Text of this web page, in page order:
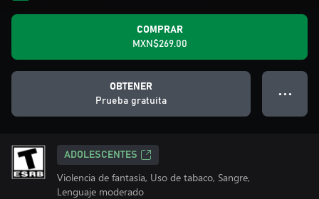
COMPRAR
MXN$269.00
OBTENER
Prueba gratuita
● ● ●
ADOLESCENTES
Violencia de fantasía, Uso de tabaco, Sangre,
Lenguaje moderado